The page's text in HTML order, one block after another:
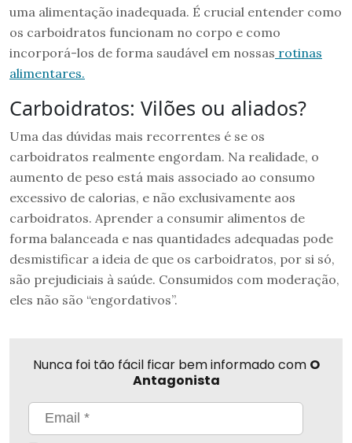
uma alimentação inadequada. É crucial entender como
os carboidratos funcionam no corpo e como
incorporá-los de forma saudável em nossas rotinas
alimentares.
Carboidratos: Vilões ou aliados?
Uma das dúvidas mais recorrentes é se os
carboidratos realmente engordam. Na realidade, o
aumento de peso está mais associado ao consumo
excessivo de calorias, e não exclusivamente aos
carboidratos. Aprender a consumir alimentos de
forma balanceada e nas quantidades adequadas pode
desmistificar a ideia de que os carboidratos, por si só,
são prejudiciais à saúde. Consumidos com moderação,
eles não são “engordativos”.
Nunca foi tão fácil ficar bem informado com O
Antagonista